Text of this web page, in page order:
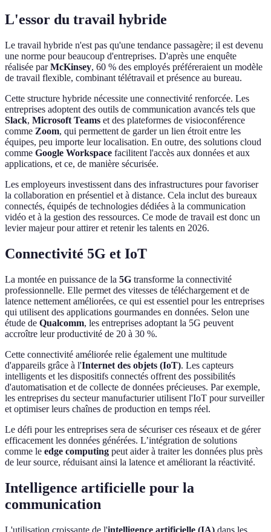
L'essor du travail hybride
Le travail hybride n'est pas qu'une tendance passagère; il est devenu
une norme pour beaucoup d'entreprises. D'après une enquête
réalisée parMcKinsey, 60 % des employés préféreraient un modèle
de travail flexible, combinant télétravail et présence au bureau.
Cette structure hybride nécessite une connectivité renforcée. Les
entreprises adoptent des outils de communication avancés tels que
Slack, Microsoft Teams et des plateformes de visioconférence
comme Zoom, qui permettent de garder un lien étroit entre les
équipes, peu importe leur localisation. En outre, des solutions cloud
comme Google Workspace facilitent l'accès aux données et aux
applications, et ce, de manière sécurisée.
Les employeurs investissent dans des infrastructures pour favoriser
la collaboration en présentiel et à distance. Cela inclut des bureaux
connectés, équipés de technologies dédiées à la communication
vidéo et à la gestion des ressources. Ce mode de travail est donc un
levier majeur pour attirer et retenir les talents en 2026.
Connectivité 5G et IoT
La montée en puissance de la 5G transforme la connectivité
professionnelle. Elle permet des vitesses de téléchargement et de
latence nettement améliorées, ce qui est essentiel pour les entreprises
qui utilisent des applications gourmandes en données. Selon une
étude de Qualcomm, les entreprises adoptant la 5G peuvent
accroître leur productivité de 20 à 30 %.
Cette connectivité améliorée relie également une multitude
d'appareils grâce à l'Internet des objets (IoT). Les capteurs
intelligents et les dispositifs connectés offrent des possibilités
d'automatisation et de collecte de données précieuses. Par exemple,
les entreprises du secteur manufacturier utilisent l'IoT pour surveiller
et optimiser leurs chaînes de production en temps réel.
Le défi pour les entreprises sera de sécuriser ces réseaux et de gérer
efficacement les données générées. L’intégration de solutions
comme le edge computing peut aider à traiter les données plus près
de leur source, réduisant ainsi la latence et améliorant la réactivité.
Intelligence artificielle pour la
communication
L'utilisation croissante de l'intelligence artificielle (IA) dans les